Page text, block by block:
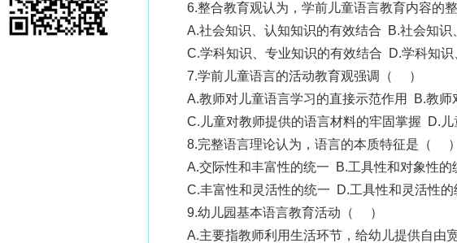
6.整合教育观认为，学前儿童语言教育内容的
A.社会知识、认知知识的有效结合 B.社会知识
C.学科知识、专业知识的有效结合 D.学科知
7.学前儿童语言的活动教育观强调（ ）
A.教师对儿童语言学习的直接示范作用 B.教师
C.儿童对教师提供的语言材料的牢固掌握 D.
8.完整语言理论认为，语言的本质特征是（ ）
A.交际性和丰富性的统一 B.工具性和对象性的
C.丰富性和灵活性的统一 D.工具性和灵活性的
9.幼儿园基本语言教育活动（ ）
A.主要指教师利用生活环节，给幼儿提供自由